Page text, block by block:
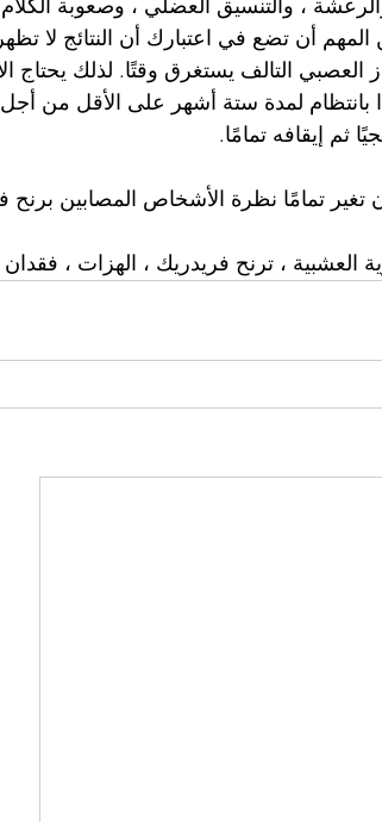
، والتنسيق العضلي ، وصعوبة
المهم أن تضع في اعتبارك أن النتائج لا
العصبي التالف يستغرق وقتًا. لذلك يحتاج
بانتظام لمدة ستة أشهر على الأقل من
ثم إيقافه تمامًا.
تغير تمامًا نظرة الأشخاص المصابين برنح
العشبية ، ترنح فريدريك ، الهزات ،